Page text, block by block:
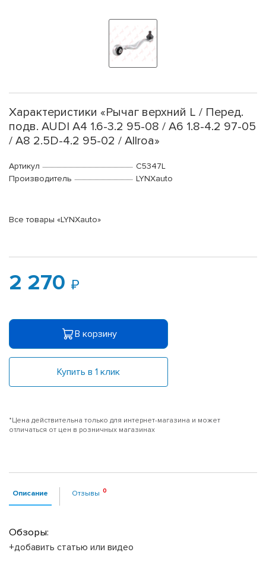
Характеристики «Рычаг верхний L / Перед.
подв. AUDI A4 1.6-3.2 95-08 / A6 1.8-4.2 97-05
/ A8 2.5D-4.2 95-02 / Allroa»
Артикул
C5347L
Производитель
LYNXauto
Все товары «LYNXauto»
2 270
В корзину
Купить в 1 клик
*Цена действительна только для интернет-магазина и может
отличаться от цен в розничных магазинах
Описание Отзывы
Обзоры:
+добавить статью или видео